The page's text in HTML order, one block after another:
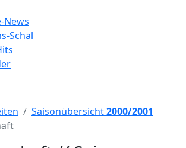
News
Schal
Saisonübersicht2000/2001